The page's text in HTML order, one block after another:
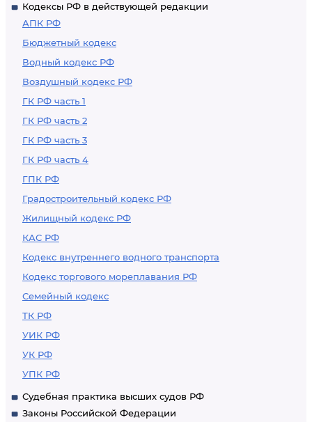
Кодексы РФ в действующей редакции
АПК РФ
Бюджетный кодекс
Водный кодекс РФ
Воздушный кодекс РФ
ГК РФ часть 1
ГК РФ часть 2
ГК РФ часть 3
ГК РФ часть 4
ГПК РФ
Градостроительный кодекс РФ
Жилищный кодекс РФ
КАС РФ
Кодекс внутреннего водного транспорта
Кодекс торгового мореплавания РФ
Семейный кодекс
ТК РФ
УИК РФ
УК РФ
УПК РФ
Судебная практика высших судов РФ
Законы Российской Федерации